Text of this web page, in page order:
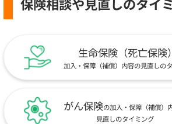
生命保険（死亡保険）
加入・保障（補償）内容の見直しの
がん保険の加入・保障（補償）
見直しのタイミング